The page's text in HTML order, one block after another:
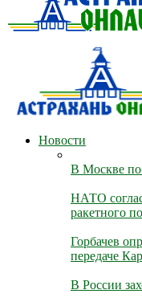
Новости
В Москве
НАТО
ракетного
Горбачев
передаче
В России